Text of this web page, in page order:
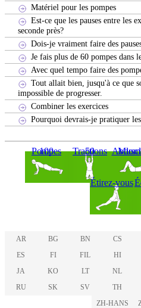
Matériel pour les pompes
Est-ce que les pauses entre les
seconde près?
Dois-je vraiment faire des
Je fais plus de 60 pompes dans
Avec quel tempo faire des
Tout allait bien, jusqu'à ce que
impossible de progresser.
Combiner les exercices
Pourquoi devrais-je pratiquer
100 Pompes 50 Tractions Muscles
Étirez-vous
AR BG BN CS
ES
FI FIL HI
JA
KO LT NL
RU
SK SV TH
ZH-HANS